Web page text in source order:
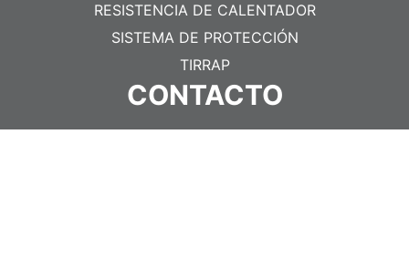
RESISTENCIA DE CALENTADOR
SISTEMA DE PROTECCIÓN
TIRRAP
CONTACTO